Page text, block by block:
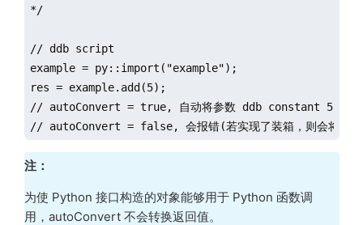
*/
// ddb script
example = py::import("example");
res = example.add(5);
// autoConvert = true, 自动将参数 ddb constant 5 转
// autoConvert = false, 会报错(若实现了装箱，则会将ddb
注：
为使 Python 接口构造的对象能够用于 Python 函数调
用，autoConvert 不会转换返回值。